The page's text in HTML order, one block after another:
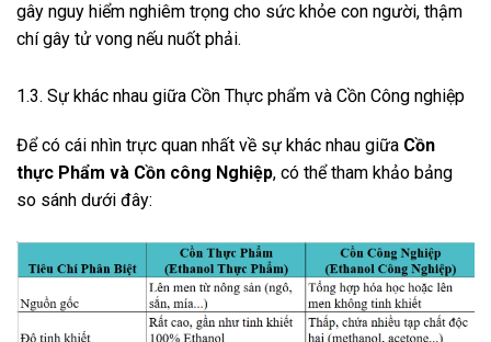
gây nguy hiểm nghiêm trọng cho sức khỏe con người, thậm
chí gây tử vong nếu nuốt phải.
1.3. Sự khác nhau giữa Cồn Thực phẩm và Cồn Công nghiệp
Để có cái nhìn trực quan nhất về sự khác nhau giữa Cồn
thực Phẩm và Cồn công Nghiệp, có thể tham khảo bảng
so sánh dưới đây: